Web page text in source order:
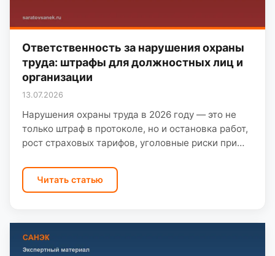
Ответственность за нарушения охраны
труда: штрафы для должностных лиц и
организации
13.07.2026
Нарушения охраны труда в 2026 году — это не
только штраф в протоколе, но и остановка работ,
рост страховых тарифов, уголовные риски при
и…
Читать статью